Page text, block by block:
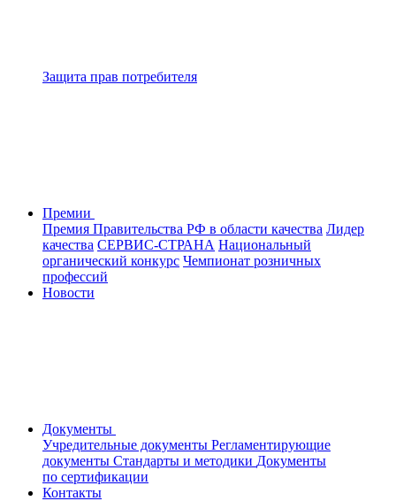
Защита прав потребителя
Премии
Премия Правительства РФ в области качества Лидер
качества СЕРВИС-СТРАНА Национальный
органический конкурс Чемпионат розничных
профессий
Новости
Документы
Учредительные документы Регламентирующие
документы Стандарты и методики Документы
по сертификации
Контакты